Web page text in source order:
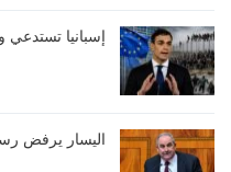
إسبانيا
اليسار يرفض